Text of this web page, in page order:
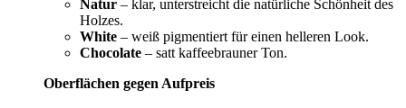
Natur – klar, unterstreicht die natürliche Schönheit des
Holzes.
White – weiß pigmentiert für einen helleren Look.
Chocolate – satt kaffeebrauner Ton.
Oberflächen gegen Aufpreis